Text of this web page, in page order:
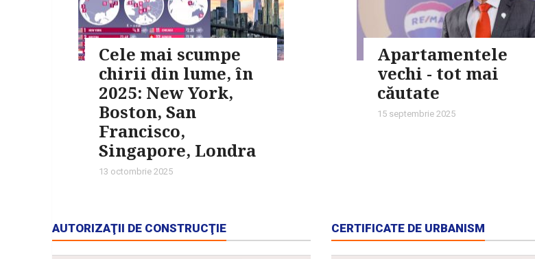
Cele mai scumpe
chirii din lume, în
2025: New York,
Boston, San
Francisco,
Singapore, Londra
13 octombrie 2025
Apartamentele
vechi - tot mai
căutate
15 septembrie 2025
AUTORIZAŢII DE CONSTRUCŢIE CERTIFICATE DE URBANISM